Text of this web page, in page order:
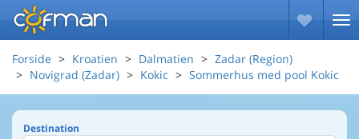
Forside Kroatien Dalmatien
Zadar (Region)
Novigrad (Zadar)
Kokic Sommerhus med pool Kokic
Destination